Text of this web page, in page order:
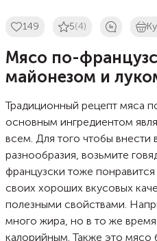
149 5(4)
Мясо по-
майонезом и
Традиционный рецепт мяса
основным ингредиентом
всем. Для того чтобы внести
разнообразия, возьмите
французски тоже
своих хороших вкусовых
полезными свойствами.
много жира, но в то же время
калорийным. Также это мясо